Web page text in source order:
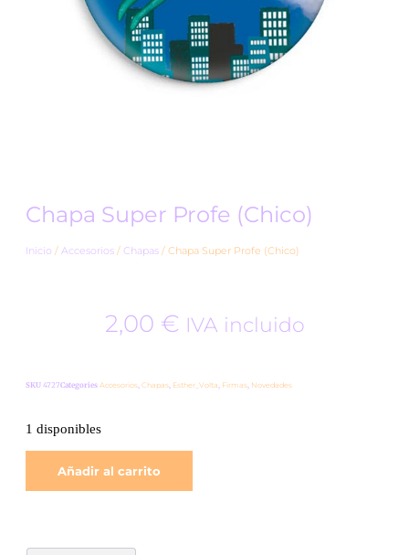
Chapa Super Profe (Chico)
Inicio / Accesorios / Chapas / Chapa Super Profe (Chico)
2,00 € IVA incluido
SKU 4727Categories Accesorios, Chapas, Esther_Volta, Firmas, Novedades
1 disponibles
Añadir al carrito